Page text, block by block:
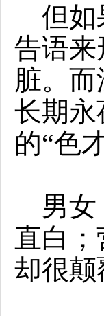
但如
告语来
脏。
长期永
的“色
男
直白
却很颠